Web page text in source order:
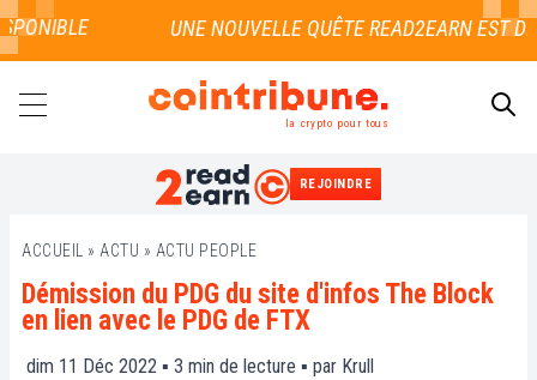
la crypto pour tous
REJOINDRE
ACCUEIL » ACTU » ACTU PEOPLE
Démission du PDG du site d'infos The Block
en lien avec le PDG de FTX
dim 11 Déc 2022 ▪ 3 min de lecture ▪ par Krull